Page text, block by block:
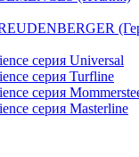
серия Universal
серия Turfline
серия
серия Masterline